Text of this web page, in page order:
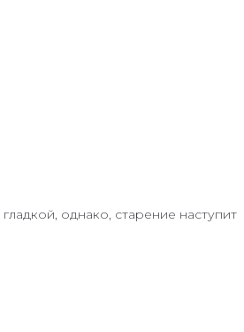
однако, старение наступит